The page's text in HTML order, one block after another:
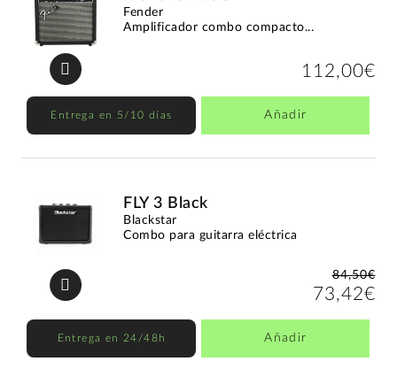
Fender
Amplificador combo compacto...
112,00€
Entrega en 5/10 días Añadir
FLY 3 Black
Blackstar
Combo para guitarra eléctrica
84,50€
73,42€
Entrega en 24/48h Añadir